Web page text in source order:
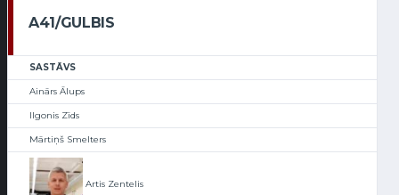
A41/GULBIS
SASTĀVS
Ainārs Ālups
Ilgonis Zīds
Mārtiņš Smelters
Artis Zentelis